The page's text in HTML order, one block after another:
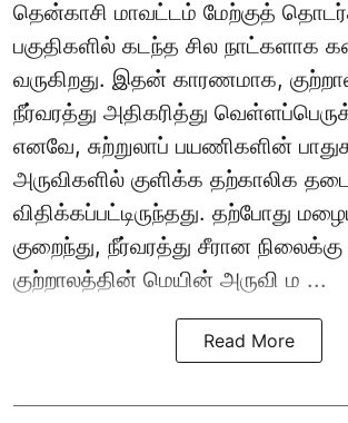
தென்காசி மாவட்டம் மேற்குத்
பகுதிகளில் கடந்த சில நாட்களாக
வருகிறது. இதன் காரணமாக,
நீர்வரத்து அதிகரித்து
எனவே, சுற்றுலாப் பயணிகளின்
அருவிகளில் குளிக்க தற்காலிக
விதிக்கப்பட்டிருந்தது. தற்போது
குறைந்து, நீர்வரத்து சீரான
குற்றாலத்தின் மெயின் அருவி ம ...
Read More